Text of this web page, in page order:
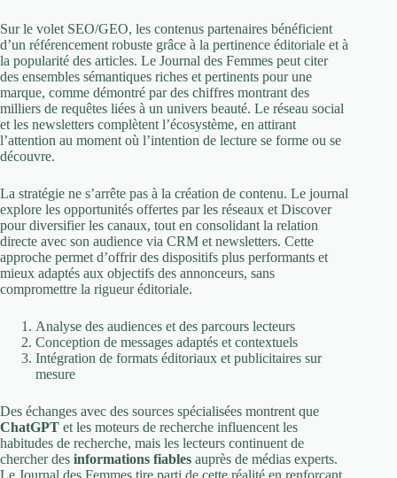
Sur le volet SEO/GEO, les contenus partenaires bénéficient
d’un référencement robuste grâce à la pertinence éditoriale et à
la popularité des articles. Le Journal des Femmes peut citer
des ensembles sémantiques riches et pertinents pour une
marque, comme démontré par des chiffres montrant des
milliers de requêtes liées à un univers beauté. Le réseau social
et les newsletters complètent l’écosystème, en attirant
l’attention au moment où l’intention de lecture se forme ou se
découvre.
La stratégie ne s’arrête pas à la création de contenu. Le journal
explore les opportunités offertes par les réseaux et Discover
pour diversifier les canaux, tout en consolidant la relation
directe avec son audience via CRM et newsletters. Cette
approche permet d’offrir des dispositifs plus performants et
mieux adaptés aux objectifs des annonceurs, sans
compromettre la rigueur éditoriale.
Analyse des audiences et des parcours lecteurs
Conception de messages adaptés et contextuels
Intégration de formats éditoriaux et publicitaires sur
mesure
Des échanges avec des sources spécialisées montrent que
ChatGPT et les moteurs de recherche influencent les
habitudes de recherche, mais les lecteurs continuent de
chercher des informations fiables auprès de médias experts.
Le Journal des Femmes tire parti de cette réalité en renforçant